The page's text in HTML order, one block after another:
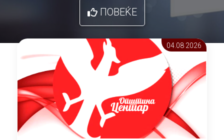
ПОВЕЌЕ
04.08 2026